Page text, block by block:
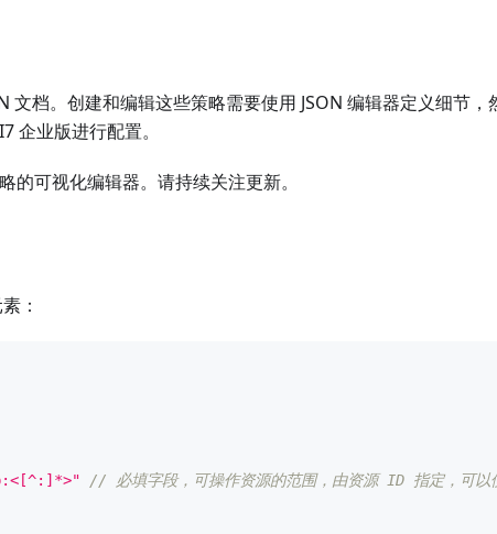
文档。创建和编辑这些策略需要使用 JSON 编辑器定义细节，
企业版进行配置。
可视化编辑器。请持续关注更新。
：
// 必填字段，可操作资源的范围，由资源 ID 指定，可以